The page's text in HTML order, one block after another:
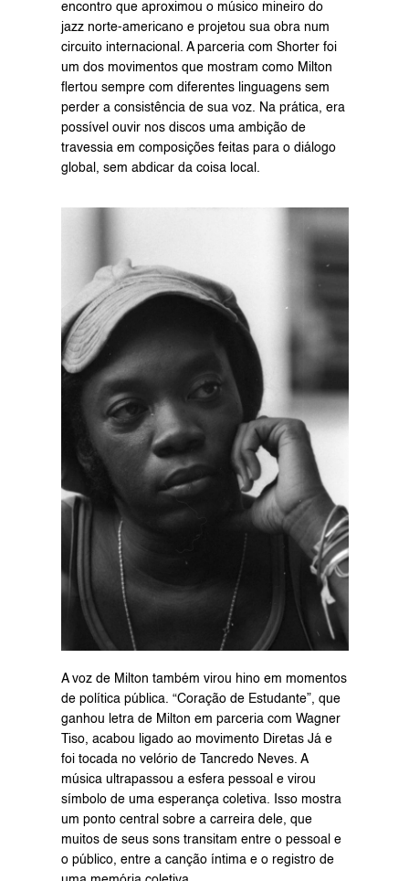
encontro que aproximou o músico mineiro do
jazz norte-americano e projetou sua obra num
circuito internacional. A parceria com Shorter foi
um dos movimentos que mostram como Milton
flertou sempre com diferentes linguagens sem
perder a consistência de sua voz. Na prática, era
possível ouvir nos discos uma ambição de
travessia em composições feitas para o diálogo
global, sem abdicar da coisa local.
A voz de Milton também virou hino em momentos
de política pública. “Coração de Estudante”, que
ganhou letra de Milton em parceria com Wagner
Tiso, acabou ligado ao movimento Diretas Já e
foi tocada no velório de Tancredo Neves. A
música ultrapassou a esfera pessoal e virou
símbolo de uma esperança coletiva. Isso mostra
um ponto central sobre a carreira dele, que
muitos de seus sons transitam entre o pessoal e
o público, entre a canção íntima e o registro de